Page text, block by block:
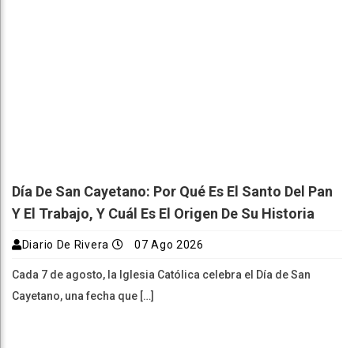
Día De San Cayetano: Por Qué Es El Santo Del Pan
Y El Trabajo, Y Cuál Es El Origen De Su Historia
Diario De Rivera 07 Ago 2026
Cada 7 de agosto, la Iglesia Católica celebra el Día de San
Cayetano, una fecha que […]